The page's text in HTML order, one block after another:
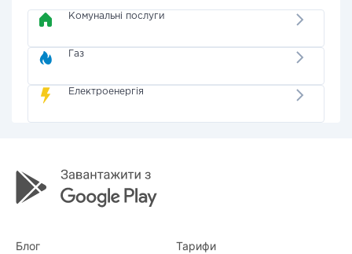
Комунальні послуги
Газ
Електроенергія
Блог Тарифи